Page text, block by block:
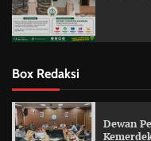
Box Redaksi
Dewan